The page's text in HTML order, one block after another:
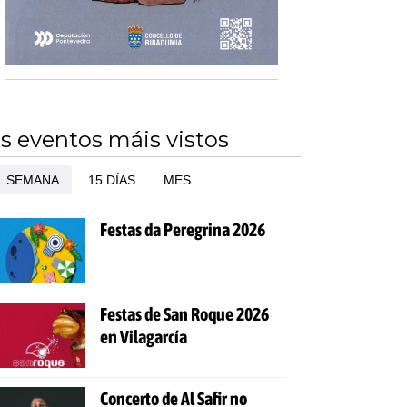
eventos máis vistos
SEMANA 15 DÍAS MES
Festas da Peregrina 2026
Festas de San Roque 2026
en Vilagarcía
Concerto de Al Safir no